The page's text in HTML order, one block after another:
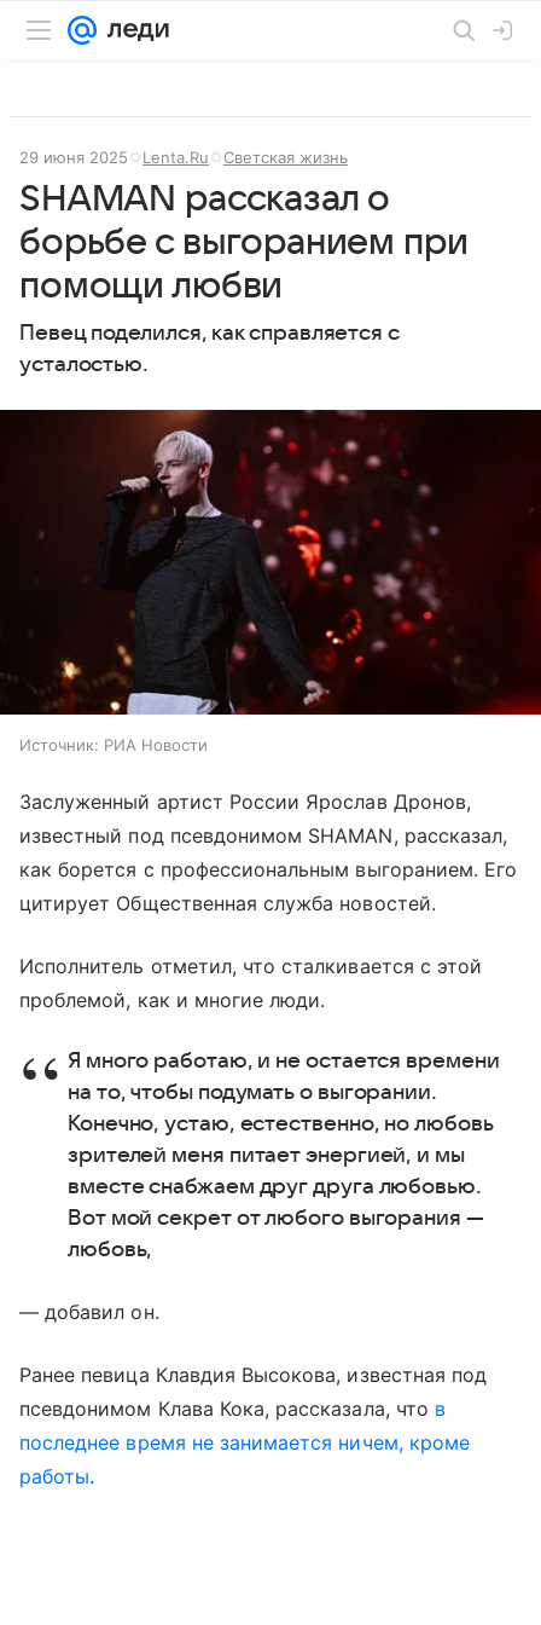
29 июня 2025 Lenta.Ru Светская жизнь
SHAMAN рассказал о
борьбе с выгоранием при
помощи любви
Певец поделился, как справляется с
усталостью.
Источник: РИА Новости
Заслуженный артист России Ярослав Дронов,
известный под псевдонимом SHAMAN, рассказал,
как борется с профессиональным выгоранием. Его
цитирует Общественная служба новостей.
Исполнитель отметил, что сталкивается с этой
проблемой, как и многие люди.
Я много работаю, и не остается времени
на то, чтобы подумать о выгорании.
Конечно, устаю, естественно, но любовь
зрителей меня питает энергией, и мы
вместе снабжаем друг друга любовью.
Вот мой секрет от любого выгорания —
любовь,
— добавил он.
Ранее певица Клавдия Высокова, известная под
псевдонимом Клава Кока, рассказала, что в
последнее время не занимается ничем, кроме
работы.